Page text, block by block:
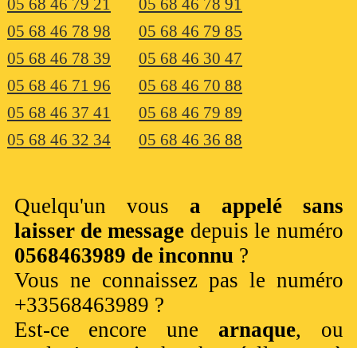
05 68 46 78 98
05 68 46 79 85
05 68 46 78 39
05 68 46 30 47
05 68 46 71 96
05 68 46 70 88
05 68 46 37 41
05 68 46 79 89
05 68 46 32 34
05 68 46 36 88
Quelqu'un vous a appelé sans
laisser de message depuis le numéro
0568463989 de inconnu?
Vous ne connaissez pas le numéro
+33568463989 ?
Est-ce encore une arnaque, ou